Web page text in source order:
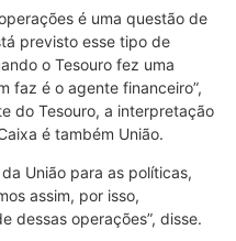
é uma questão de
previsto esse tipo de
o Tesouro fez uma
faz é o agente financeiro”,
do Tesouro, a interpretação
é também União.
União para as políticas,
assim, por isso,
dessas operações”, disse.